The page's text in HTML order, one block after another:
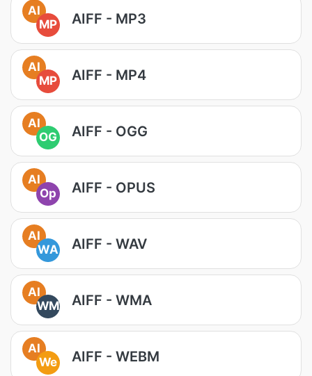
AI
MP
AIFF - MP3
AI
MP
AIFF - MP4
AI
OG
AIFF - OGG
AI
Op
AIFF - OPUS
AI
WA
AIFF - WAV
AI
WM
AIFF - WMA
AI
We
AIFF - WEBM